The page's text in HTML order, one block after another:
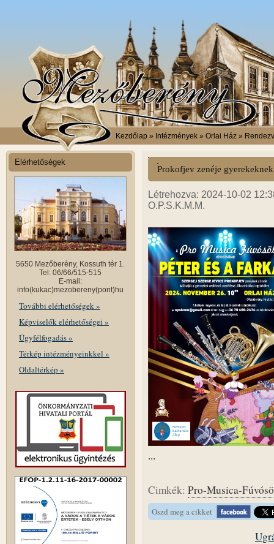
Kezdőlap » Intézmények » Orlai Ház »
Elérhetőségek
5650 Mezőberény, Kossuth tér 1.
Tel: 06/66/515-515
E-mail:
info(kukac)mezobereny(pont)hu
További elérhetőségek »
Képviselők elérhetőségei »
Ügyfélfogadás »
Térkép intézményeinkkel »
Oldaltérkép »
Prokofjev zenéje gyerekeknek
Létrehozva: 2024-10-02
O.P.S.K.M.M.
...
Cimkék: Pro-Musica-
Oszd meg a cikket